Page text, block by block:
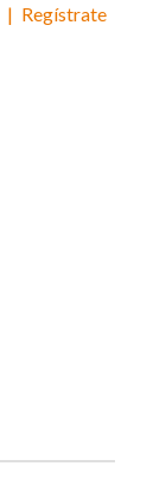
| Regístrate